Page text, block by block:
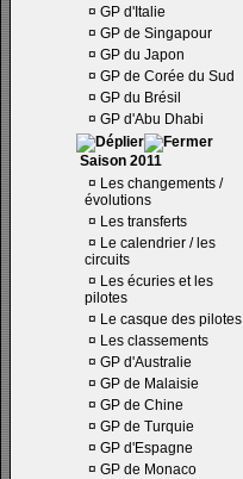
¤ GP d'Italie
¤ GP de Singapour
¤ GP du Japon
¤ GP de Corée du Sud
¤ GP du Brésil
¤ GP d'Abu Dhabi
Saison 2011
¤ Les changements /
évolutions
¤ Les transferts
¤ Le calendrier / les
circuits
¤ Les écuries et les
pilotes
¤ Le casque des pilotes
¤ Les classements
¤ GP d'Australie
¤ GP de Malaisie
¤ GP de Chine
¤ GP de Turquie
¤ GP d'Espagne
¤ GP de Monaco